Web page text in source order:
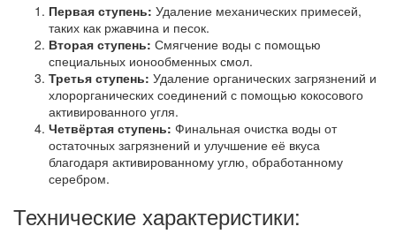
Первая ступень: Удаление механических примесей,
таких как ржавчина и песок.
Вторая ступень: Смягчение воды с помощью
специальных ионообменных смол.
Третья ступень: Удаление органических загрязнений и
хлорорганических соединений с помощью кокосового
активированного угля.
Четвёртая ступень: Финальная очистка воды от
остаточных загрязнений и улучшение её вкуса
благодаря активированному углю, обработанному
серебром.
Технические характеристики: